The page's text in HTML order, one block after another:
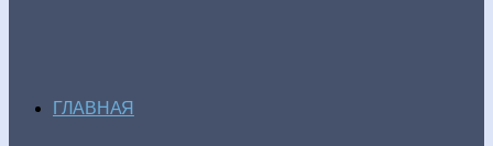
ГЛАВНАЯ